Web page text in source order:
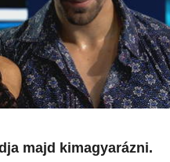
majd kimagyarázni.